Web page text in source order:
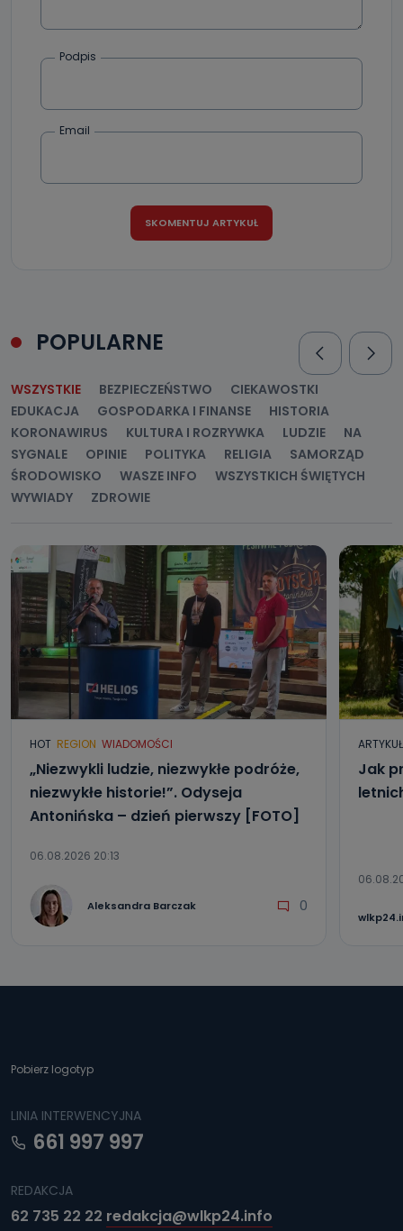
Podpis
Email
POPULARNE
WSZYSTKIE BEZPIECZEŃSTWO
CIEKAWOSTKI
EDUKACJA
GOSPODARKA I FINANSE
HISTORIA
KORONAWIRUS
KULTURA I ROZRYWKA LUDZIE
NA
SYGNALE
OPINIE POLITYKA RELIGIA
SAMORZĄD
ŚRODOWISKO
WASZE INFO
WSZYSTKICH ŚWIĘTYCH
WYWIADY
ZDROWIE
HOT REGION WIADOMOŚCI
„Niezwykli ludzie, niezwykłe podróże,
niezwykłe historie!”. Odyseja
Antonińska – dzień pierwszy [FOTO]
06.08.2026 20:13
Aleksandra Barczak 0
Jak
Pobierz logotyp
LINIA INTERWENCYJNA
661 997 997
REDAKCJA
62 735 22 22 redakcja@wlkp24.info